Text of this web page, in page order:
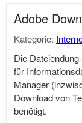
Adobe
Kategorie:
Die
für
Manager
Download von
benötigt.